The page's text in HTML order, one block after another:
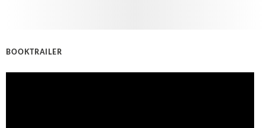
BOOKTRAILER